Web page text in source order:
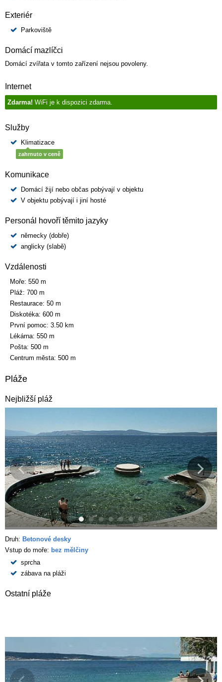
Exteriér
Parkoviště
Domácí mazlíčci
Domácí zvířata v tomto zařízení nejsou povoleny.
Internet
Zdarma! WiFi je k dispozici zdarma.
Služby
Klimatizace
zahrnuto v ceně
Komunikace
Domácí žijí nebo občas pobývají v objektu
V objektu pobývají i jiní hosté
Personál hovoří těmito jazyky
německy (dobře)
anglicky (slabě)
Vzdálenosti
Moře: 550 m
Pláž: 700 m
Restaurace: 50 m
Diskotéka: 600 m
První pomoc: 3.50 km
Lékárna: 550 m
Pošta: 500 m
Centrum města: 500 m
Pláže
Nejbližší pláž
Druh: Betonové desky
Vstup do moře: bez mělčiny
sprcha
zábava na pláži
Ostatní pláže